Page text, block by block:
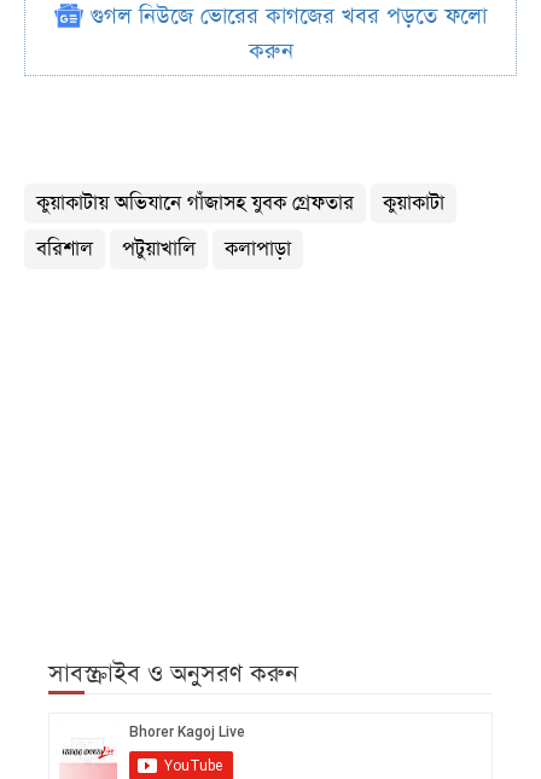
গুগল নিউজে ভোরের কাগজের খবর পড়তে ফলো
করুন
কুয়াকাটায় অভিযানে গাঁজাসহ যুবক গ্রেফতার
কুয়াকাটা
বরিশাল
পটুয়াখালি কলাপাড়া
সাবস্ক্রাইব ও অনুসরণ করুন